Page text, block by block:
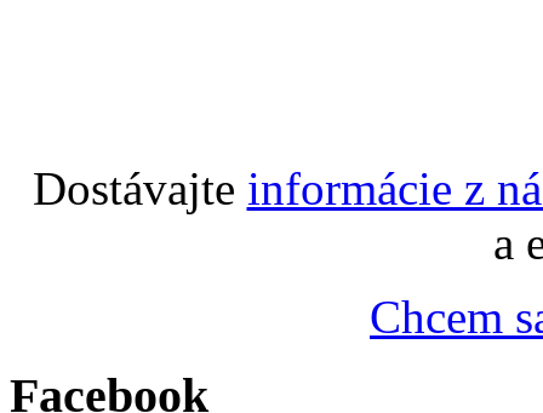
Dostávajte informácie z
a
Chcem
Facebook